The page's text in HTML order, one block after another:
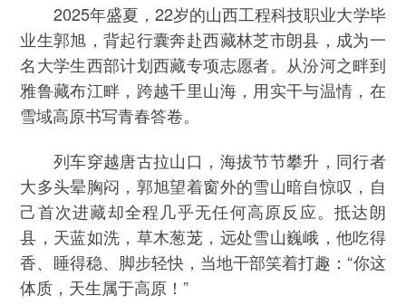
2025年盛夏，22岁的山西工程科技职业大学毕
业生郭旭，背起行囊奔赴西藏林芝市朗县，成为一
名大学生西部计划西藏专项志愿者。从汾河之畔到
雅鲁藏布江畔，跨越千里山海，用实干与温情，在
雪域高原书写青春答卷。
列车穿越唐古拉山口，海拔节节攀升，同行者
大多头晕胸闷，郭旭望着窗外的雪山暗自惊叹，自
己首次进藏却全程几乎无任何高原反应。抵达朗
县，天蓝如洗，草木葱茏，远处雪山巍峨，他吃得
香、睡得稳、脚步轻快，当地干部笑着打趣：“你这
体质，天生属于高原！”